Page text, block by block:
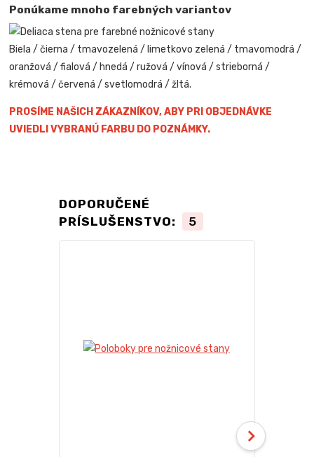
Ponúkame mnoho farebných variantov
Biela / čierna / tmavozelená / limetkovo zelená / tmavomodrá /
oranžová / fialová / hnedá / ružová / vínová / strieborná /
krémová / červená / svetlomodrá / žltá.
PROSÍME NAŠICH ZÁKAZNÍKOV, ABY PRI OBJEDNÁVKE
UVIEDLI VYBRANÚ FARBU DO POZNÁMKY.
DOPORUČENÉ
PRÍSLUŠENSTVO:
5